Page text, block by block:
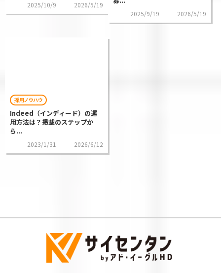
2025/10/9 2026/5/19
2025/9/19 2026/5/19
採用ノウハウ
Indeed（インディード）の運
用方法は？掲載のステップか
ら...
2023/1/31 2026/6/12